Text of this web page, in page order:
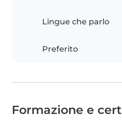
Lingue che parlo
Preferito
Formazione e